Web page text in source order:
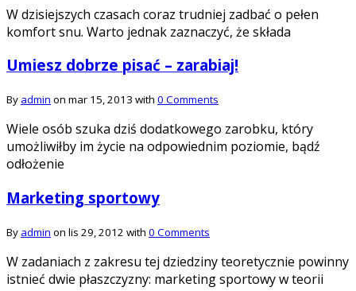
W dzisiejszych czasach coraz trudniej zadbać o pełen
komfort snu. Warto jednak zaznaczyć, że składa
Umiesz dobrze pisać – zarabiaj!
By admin on mar 15, 2013 with 0 Comments
Wiele osób szuka dziś dodatkowego zarobku, który
umożliwiłby im życie na odpowiednim poziomie, bądź
odłożenie
Marketing sportowy
By admin on lis 29, 2012 with 0 Comments
W zadaniach z zakresu tej dziedziny teoretycznie powinny
istnieć dwie płaszczyzny: marketing sportowy w teorii